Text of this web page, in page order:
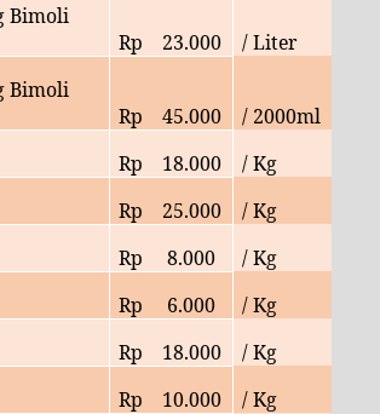
Bimoli
Rp 23.000
/ Liter
Bimoli
Rp 45.000
/ 2000ml
Rp 18.000
/ Kg
Rp 25.000
/ Kg
Rp 8.000
/ Kg
Rp 6.000
/ Kg
Rp 18.000
/ Kg
Rp 10.000
/ Kg